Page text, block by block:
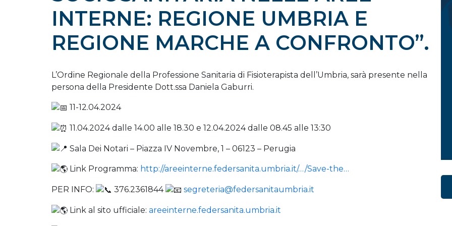
INTERNE: REGIONE UMBRIA E
REGIONE MARCHE A CONFRONTO”.
L’Ordine Regionale della Professione Sanitaria di Fisioterapista dell’Umbria, sarà presente nella
persona della Presidente Dott.ssa Daniela Gaburri.
11-12.04.2024
11.04.2024 dalle 14.00 alle 18.30 e 12.04.2024 dalle 08.45 alle 13:30
Sala Dei Notari – Piazza IV Novembre, 1 – 06123 – Perugia
Link Programma: http://areeinterne.federsanita.umbria.it/…/Save-the…
PER INFO: 376.2361844 segreteria@federsanitaumbria.it
Link al sito ufficiale: areeinterne.federsanita.umbria.it